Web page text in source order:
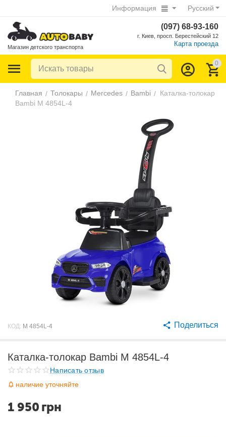
Русский
Информация
Магазин детского транспорта
(097) 68-93-160
г. Киев, просп. Берестейский 12
Карта проезда
0
Главная / Толокары / Mercedes / Bambi / Каталка-толокар
Bambi M 4854L-4
КОД: M 4854L-4 Поделиться
Каталка-толокар Bambi M 4854L-4
Написать отзыв
наличие уточняйте
1 950 грн